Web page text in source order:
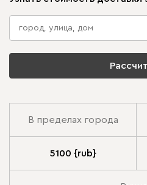
В пределах города
5100 {rub}